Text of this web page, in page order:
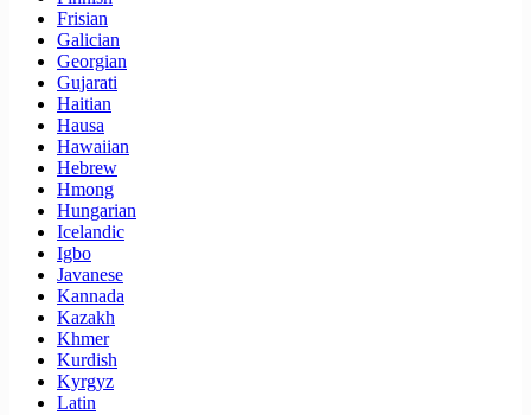
Frisian
Galician
Georgian
Gujarati
Haitian
Hausa
Hawaiian
Hebrew
Hmong
Hungarian
Icelandic
Igbo
Javanese
Kannada
Kazakh
Khmer
Kurdish
Kyrgyz
Latin